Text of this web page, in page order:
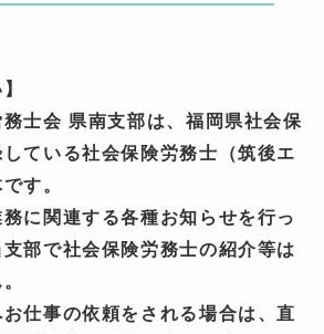
士会 県南支部は、福岡県社会保
ている社会保険労務士（筑後エ
す。
に関連する各種お知らせを行っ
部で社会保険労務士の紹介等は
仕事の依頼をされる場合は、直